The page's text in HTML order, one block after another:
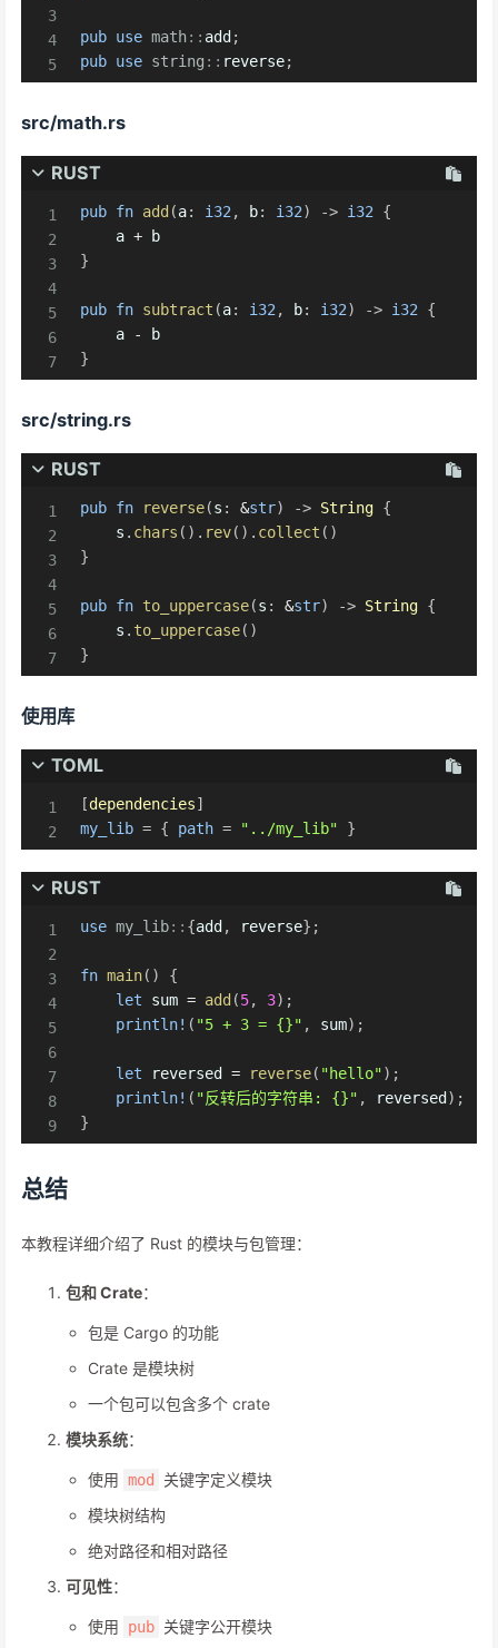
pub use math:: add ;
pub use string :: reverse;
src/math.rs
RUST
pub fn add (a: i32 , b: i32) -> i32
{
    a
+
}
pub fn subtract (a: i32 , b: i32) -> i32
{
    a
-
}
src/string.rs
RUST
pub fn reverse(s : &str) -> String {
    s
. chars ( ) . rev( ) . collect ( )
}
pub fn to_uppercase(s : &str) -> String {
    s
. to_uppercase( )
}
使用库
TOML
[dependencies]
my_lib = { path = "../my_lib" }
RUST
use my_lib:: {add , reverse} ;
fn main( )
{
let sum = add (5, 3) ;
println! ( "5 + 3 = {}" , sum) ;
let reversed = reverse( "hello") ;
println! ( "反转后的字符串: {}" , reversed ) ;
}
总结
本教程详细介绍了 Rust 的模块与包管理：
包和 Crate：
包是 Cargo 的功能
Crate 是模块树
一个包可以包含多个 crate
模块系统：
使用 mod
关键字定义模块
模块树结构
绝对路径和相对路径
可见性：
使用 pub 关键字公开模块